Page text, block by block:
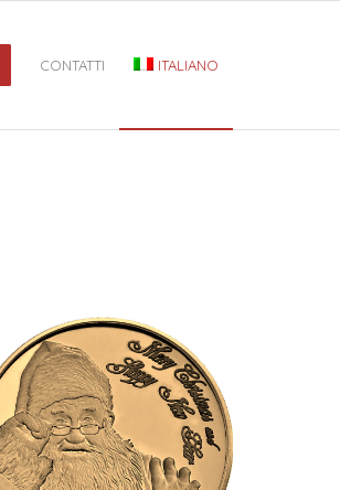
CONTATTI ITALIANO